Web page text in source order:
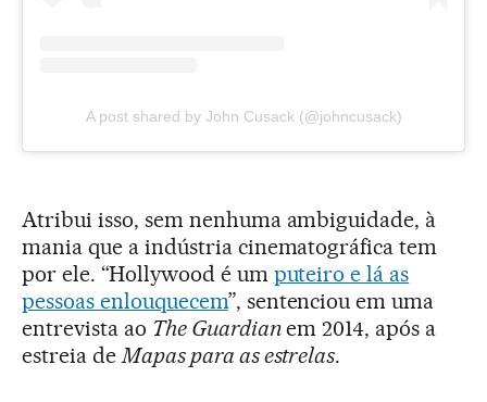
A post shared by John Cusack (@johncusack)
Atribui isso, sem nenhuma ambiguidade, à
mania que a indústria cinematográfica tem
por ele. “Hollywood é um puteiro e lá as
pessoas enlouquecem”, sentenciou em uma
entrevista ao The Guardianem 2014, após a
estreia de Mapas para as estrelas.